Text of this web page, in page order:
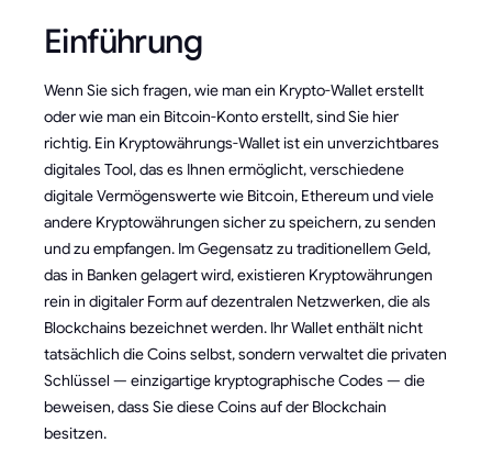
Einführung
Wenn Sie sich fragen, wie man ein Krypto-Wallet erstellt
oder wie man ein Bitcoin-Konto erstellt, sind Sie hier
richtig. Ein Kryptowährungs-Wallet ist ein unverzichtbares
digitales Tool, das es Ihnen ermöglicht, verschiedene
digitale Vermögenswerte wie Bitcoin, Ethereum und viele
andere Kryptowährungen sicher zu speichern, zu senden
und zu empfangen. Im Gegensatz zu traditionellem Geld,
das in Banken gelagert wird, existieren Kryptowährungen
rein in digitaler Form auf dezentralen Netzwerken, die als
Blockchains bezeichnet werden. Ihr Wallet enthält nicht
tatsächlich die Coins selbst, sondern verwaltet die privaten
Schlüssel — einzigartige kryptographische Codes — die
beweisen, dass Sie diese Coins auf der Blockchain
besitzen.